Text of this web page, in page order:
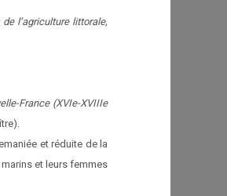
l’agriculture littorale,
France (XVIe-XVIIIe
et réduite de la
et leurs femmes